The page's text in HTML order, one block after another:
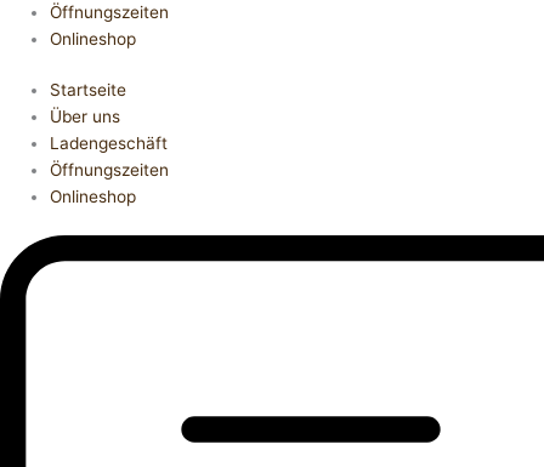
Öffnungszeiten
Onlineshop
Startseite
Über uns
Ladengeschäft
Öffnungszeiten
Onlineshop